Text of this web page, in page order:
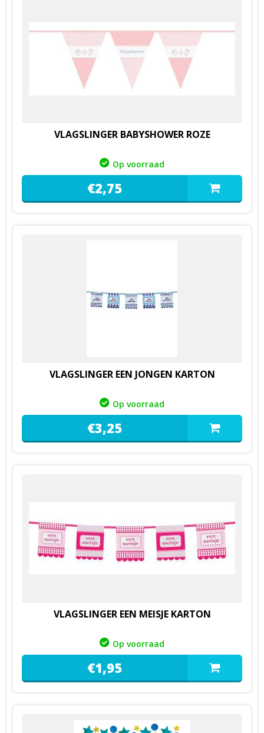
VLAGSLINGER BABYSHOWER ROZE
Op voorraad
€2,75
VLAGSLINGER EEN JONGEN KARTON
Op voorraad
€3,25
VLAGSLINGER EEN MEISJE KARTON
Op voorraad
€1,95